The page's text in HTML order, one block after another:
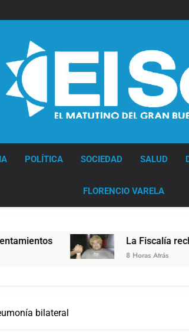
POLÍTICA SOCIEDAD SALUD
FLORENCIO VARELA
La Fiscalía rechazó el
8 Horas Atrás
bilateral